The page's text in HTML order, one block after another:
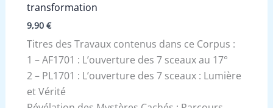
transformation
9,90 €
Titres des Travaux contenus dans ce Corpus :
1 – AF1701 : L’ouverture des 7 sceaux au 17°
2 – PL1701 : L’ouverture des 7 sceaux : Lumière
et Vérité